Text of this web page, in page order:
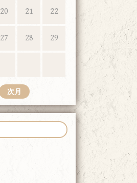
20 21 22
27 28 29
次月